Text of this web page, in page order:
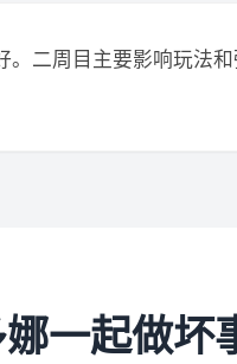
二周目主要影响玩法
一起做坏